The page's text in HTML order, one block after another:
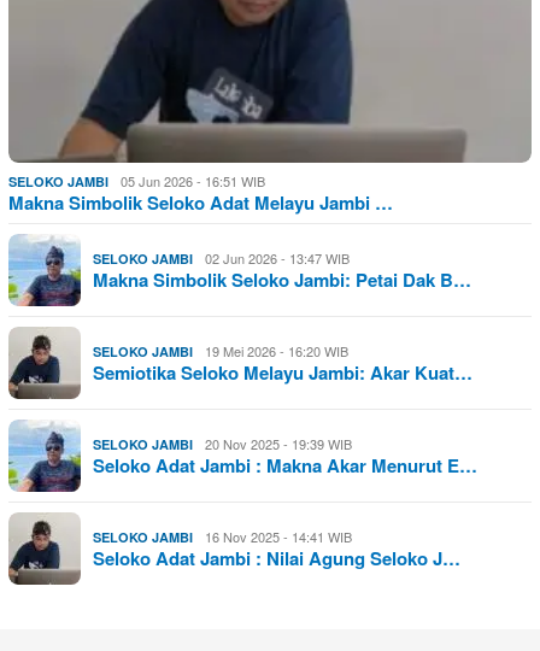
SELOKO JAMBI 05 Jun 2026 - 16:51 WIB
Makna Simbolik Seloko Adat Melayu Jambi …
SELOKO JAMBI 02 Jun 2026 - 13:47 WIB
Makna Simbolik Seloko Jambi: Petai Dak B…
SELOKO JAMBI 19 Mei 2026 - 16:20 WIB
Semiotika Seloko Melayu Jambi: Akar Kuat…
SELOKO JAMBI 20 Nov 2025 - 19:39 WIB
Seloko Adat Jambi : Makna Akar Menurut E…
SELOKO JAMBI 16 Nov 2025 - 14:41 WIB
Seloko Adat Jambi : Nilai Agung Seloko J…